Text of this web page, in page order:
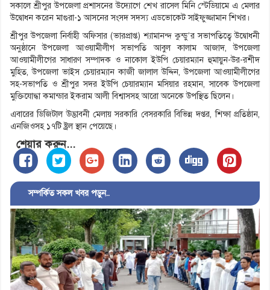
সকালে শ্রীপুর উপজেলা প্রশাসনের উদ্যোগে শেখ রাসেল মিনি স্টেডিয়ামে এ মেলার
উদ্বোধন করেন মাগুরা-১ আসনের সংসদ সদস্য এডভোকেট সাইফুজ্জামান শিখর।
শ্রীপুর উপজেলা নির্বাহী অফিসার (ভারপ্রাপ্ত) শ্যামানন্দ কুন্ডু’র সভাপতিত্বে উদ্বোধনী
অনুষ্ঠানে উপজেলা আওয়ামীলীগ সভাপতি আবুল কালাম আজাদ, উপজেলা
আওয়ামীলীগের সাধারণ সম্পাদক ও নাকোল ইউপি চেয়ারম্যান হুমায়ুন-উর-রশীদ
মুহিত, উপজেলা ভাইস চেয়ারম্যান কাজী জালাল উদ্দিন, উপজেলা আওয়ামীলীগের
সহ-সভাপতি ও শ্রীপুর সদর ইউপি চেয়ারম্যান মসিয়ার রহমান, সাবেক উপজেলা
মুক্তিযোদ্ধা কমান্ডার ইকরাম আলী বিশ্বাসসহ আরো অনেকে উপস্থিত ছিলেন।
এবারের ডিজিটাল উদ্ভাবনী মেলায় সরকারি বেসরকারি বিভিন্ন দপ্তর, শিক্ষা প্রতিষ্ঠান,
এনজিওসহ ১৭টি ষ্ট্রল স্থান পেয়েছে।
শেয়ার করুন...
সম্পর্কিত সকল খবর পড়ুন..